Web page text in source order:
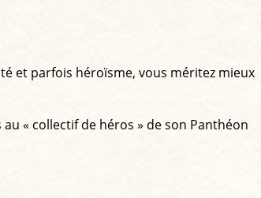
et parfois héroïsme, vous méritez mieux
« collectif de héros » de son Panthéon